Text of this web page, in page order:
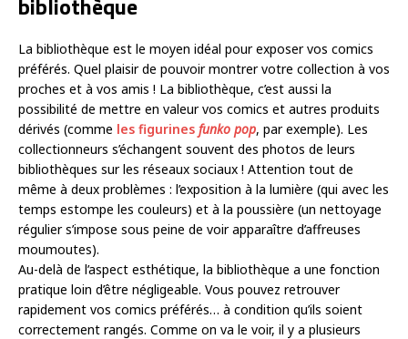
La bibliothèque est le moyen idéal pour exposer vos comics
préférés. Quel plaisir de pouvoir montrer votre collection à vos
proches et à vos amis ! La bibliothèque, c’est aussi la
possibilité de mettre en valeur vos comics et autres produits
dérivés (comme les figurines funko pop, par exemple). Les
collectionneurs s’échangent souvent des photos de leurs
bibliothèques sur les réseaux sociaux ! Attention tout de
même à deux problèmes : l’exposition à la lumière (qui avec les
temps estompe les couleurs) et à la poussière (un nettoyage
régulier s’impose sous peine de voir apparaître d’affreuses
moumoutes).
Au-delà de l’aspect esthétique, la bibliothèque a une fonction
pratique loin d’être négligeable. Vous pouvez retrouver
rapidement vos comics préférés… à condition qu’ils soient
correctement rangés. Comme on va le voir, il y a plusieurs